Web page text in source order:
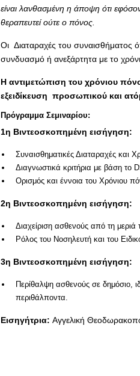
είναι λανθασμένη η άποψη ότι
θεραπευτεί ούτε ο πόνος.
Οι Διαταραχές του συναισθήματος
συνδυασμό ή ανεξάρτητα με το
Η αντιμετώπιση του χρόνιου
εξειδίκευση προσωπικού και
Πρόγραμμα Σεμιναρίου:
1η Βιντεοσκοπημένη εισήγηση:
Συναισθηματικές Διαταραχές και
Διαγνωστικά κριτήρια με βάση το
Ορισμός και έννοια του Χρόνιου
2η Bιντεοσκοπημένη εισήγηση:
Διαχείριση ασθενούς από τη μεριά
Ρόλος του Νοσηλευτή και του
3η Bιντεοσκοπημένη εισήγηση:
Περίθαλψη ασθενούς σε δημόσιο,
περιθάλποντα.
Εισηγήτρια: Αγγελική